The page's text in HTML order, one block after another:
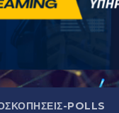
POLLS